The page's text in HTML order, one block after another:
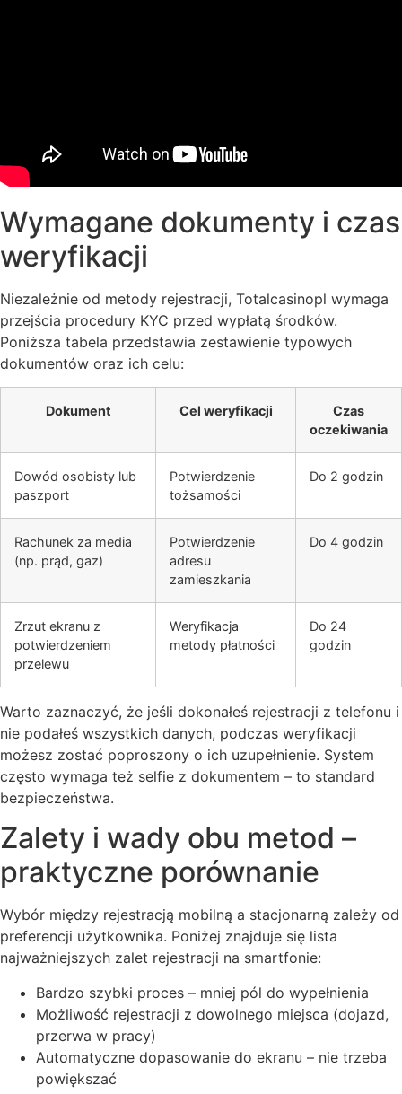
Wymagane dokumenty i czas
weryfikacji
Niezależnie od metody rejestracji, Totalcasinopl wymaga
przejścia procedury KYC przed wypłatą środków.
Poniższa tabela przedstawia zestawienie typowych
dokumentów oraz ich celu:
Dokument Cel weryfikacji
Czas
oczekiwania
Dowód osobisty lub
paszport
Potwierdzenie
tożsamości
Do 2 godzin
Rachunek za media
(np. prąd, gaz)
Potwierdzenie
adresu
zamieszkania
Do 4 godzin
Zrzut ekranu z
potwierdzeniem
przelewu
Weryfikacja
metody płatności
Do 24
godzin
Warto zaznaczyć, że jeśli dokonałeś rejestracji z telefonu i
nie podałeś wszystkich danych, podczas weryfikacji
możesz zostać poproszony o ich uzupełnienie. System
często wymaga też selfie z dokumentem – to standard
bezpieczeństwa.
Zalety i wady obu metod –
praktyczne porównanie
Wybór między rejestracją mobilną a stacjonarną zależy od
preferencji użytkownika. Poniżej znajduje się lista
najważniejszych zalet rejestracji na smartfonie:
Bardzo szybki proces – mniej pól do wypełnienia
Możliwość rejestracji z dowolnego miejsca (dojazd,
przerwa w pracy)
Automatyczne dopasowanie do ekranu – nie trzeba
powiększać